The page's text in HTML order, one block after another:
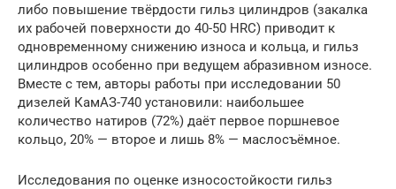
либо повышение твёрдости гильз цилиндров (закалка
их рабочей поверхности до 40-50 HRC) приводит к
одновременному снижению износа и кольца, и гильз
цилиндров особенно при ведущем абразивном износе.
Вместе с тем, авторы работы при исследовании 50
дизелей КамАЗ-740 установили: наибольшее
количество натиров (72%) даёт первое поршневое
кольцо, 20% — второе и лишь 8% — маслосъёмное.
Исследования по оценке износостойкости гильз